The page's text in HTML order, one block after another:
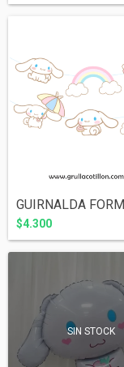
$4.300
SIN STOCK